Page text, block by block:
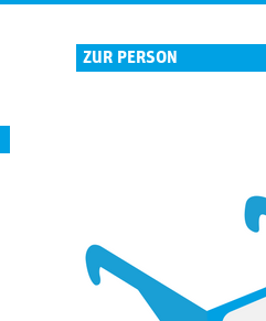
ZUR PERSON